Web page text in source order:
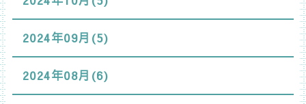
2024年09月(5)
2024年08月(6)